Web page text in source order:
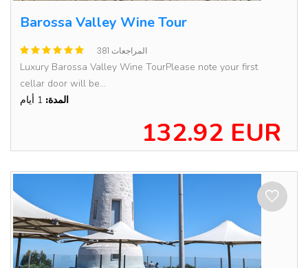
Barossa Valley Wine Tour
381 المراجعات
Luxury Barossa Valley Wine TourPlease note your first
cellar door will be...
المدة:
132.92 EUR